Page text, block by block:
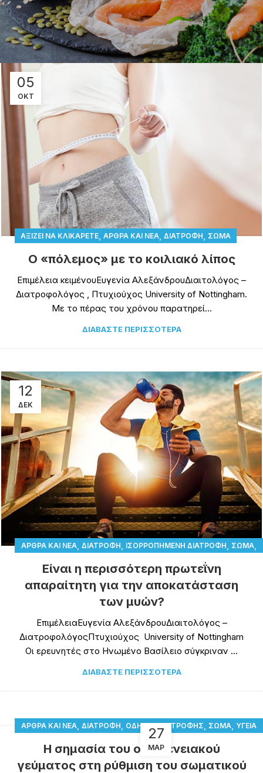
05
ΟΚΤ
ΑΞΊΖΕΙ ΝΑ ΚΛΙΚΑΡΕΤΕ, ΆΡΘΡΑ ΚΑΙ ΝΈΑ, ΔΙΑΤΡΟΦΉ, ΣΏΜΑ
Ο «πόλεμος» με το κοιλιακό λίπος
Επιμέλεια κειμένουΕυγενία ΑλεξάνδρουΔιαιτολόγος –
Διατροφολόγος , Πτυχιούχος University of Nottingham.
Με το πέρας του χρόνου παρατηρεί...
ΔΙΑΒΆΣΤΕ ΠΕΡΙΣΣΌΤΕΡΑ
12
ΔΕΚ
ΆΡΘΡΑ ΚΑΙ ΝΈΑ ΔΙΑΤΡΟΦΉ ΙΣΟΡΡΟΠΗΜΈΝΗ ΔΙΑΤΡΟΦΉ ΣΏΜΑ
Είναι η περισσότερη πρωτεΐνη
απαραίτητη για την αποκατάσταση
των μυών?
ΕπιμέλειαΕυγενία ΑλεξάνδρουΔιαιτολόγος –
ΔιατροφολόγοςΠτυχιούχος University of Nottingham
Οι ερευνητές στο Ηνωμένο Βασίλειο σύγκριναν ...
ΔΙΑΒΆΣΤΕ ΠΕΡΙΣΣΌΤΕΡΑ
27
ΜΑΡ
ΆΡΘΡΑ ΚΑΙ ΝΈΑ ΔΙΑΤΡΟΦΉ ΟΔΗΓΌΣ ΔΙΑΤΡΟΦΉΣ ΣΏΜΑ ΥΓΕΊΑ
ΨΥΧΟΛΟΓΊΑ
Η σημασία του οικογενειακού
γεύματος στη ρύθμιση του σωματικού